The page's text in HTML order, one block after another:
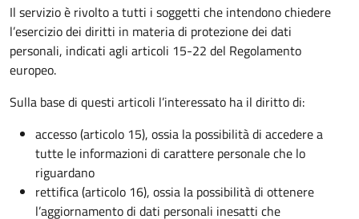
Il servizio è rivolto a tutti i soggetti che intendono chiedere
l’esercizio dei diritti in materia di protezione dei dati
personali, indicati agli articoli 15-22 del Regolamento
europeo.
Sulla base di questi articoli l’interessato ha il diritto di:
accesso (articolo 15), ossia la possibilità di accedere a
tutte le informazioni di carattere personale che lo
riguardano
rettifica (articolo 16), ossia la possibilità di ottenere
l’aggiornamento di dati personali inesatti che